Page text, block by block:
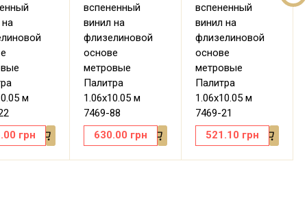
на
м
грн
вспененный
винил на
флизелиновой
основе
метровые
Палитра
1.06х10.05 м
7469-88
630.00 грн
вспененный
винил на
флизелиновой
основе
метровые
Палитра
1.06х10.05 м
7469-21
521.10 грн